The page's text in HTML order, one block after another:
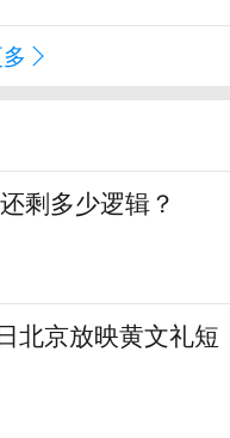
剩多少逻辑？
北京放映黄文礼短